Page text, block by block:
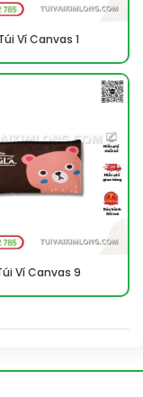
Ví Canvas 1
Ví Canvas 9